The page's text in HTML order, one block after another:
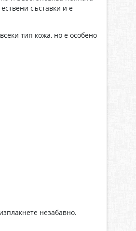
съставки и е
тип кожа, но е особено
незабавно.